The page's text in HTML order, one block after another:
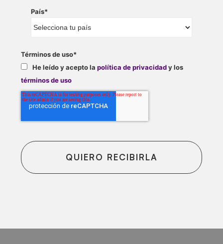
País*
Términos de uso*
He leído y acepto lapolítica de privacidady los
términos de uso